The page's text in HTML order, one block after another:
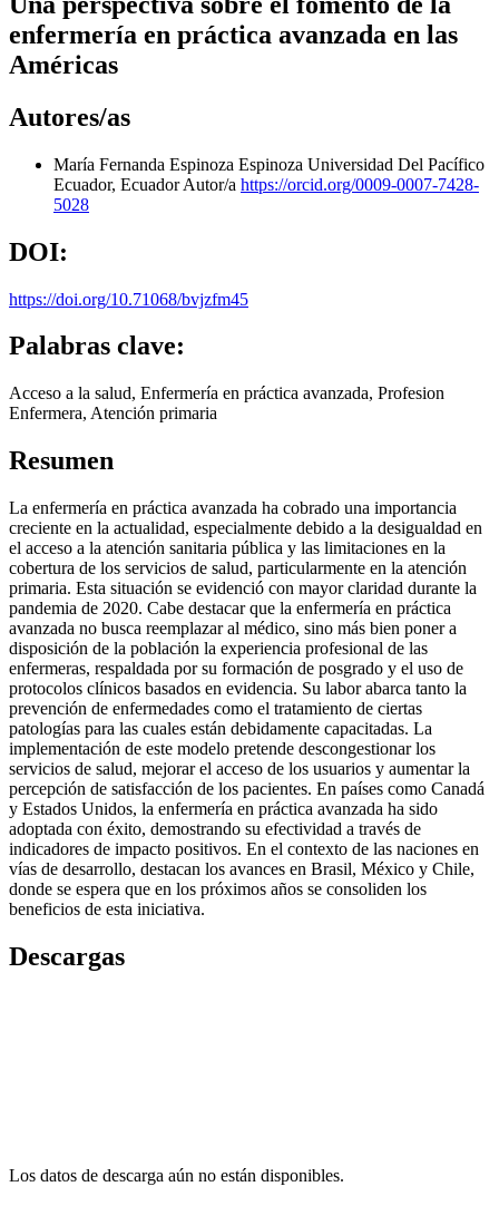
enfermería en práctica avanzada en las
Américas
Autores/as
María Fernanda Espinoza Espinoza Universidad Del Pacífico
Ecuador, EcuadorAutor/a https://orcid.org/0009-0007-7428-
5028
DOI:
https://doi.org/10.71068/bvjzfm45
Palabras clave:
Acceso a la salud, Enfermería en práctica avanzada, Profesion
Enfermera, Atención primaria
Resumen
La enfermería en práctica avanzada ha cobrado una importancia
creciente en la actualidad, especialmente debido a la desigualdad en
el acceso a la atención sanitaria pública y las limitaciones en la
cobertura de los servicios de salud, particularmente en la atención
primaria. Esta situación se evidenció con mayor claridad durante la
pandemia de 2020. Cabe destacar que la enfermería en práctica
avanzada no busca reemplazar al médico, sino más bien poner a
disposición de la población la experiencia profesional de las
enfermeras, respaldada por su formación de posgrado y el uso de
protocolos clínicos basados en evidencia. Su labor abarca tanto la
prevención de enfermedades como el tratamiento de ciertas
patologías para las cuales están debidamente capacitadas. La
implementación de este modelo pretende descongestionar los
servicios de salud, mejorar el acceso de los usuarios y aumentar la
percepción de satisfacción de los pacientes. En países como Canadá
y Estados Unidos, la enfermería en práctica avanzada ha sido
adoptada con éxito, demostrando su efectividad a través de
indicadores de impacto positivos. En el contexto de las naciones en
vías de desarrollo, destacan los avances en Brasil, México y Chile,
donde se espera que en los próximos años se consoliden los
beneficios de esta iniciativa.
Descargas
Los datos de descarga aún no están disponibles.